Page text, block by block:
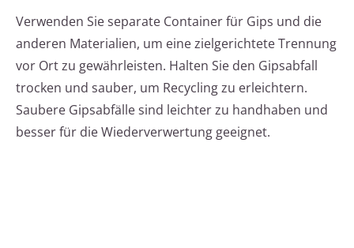
Verwenden Sie separate Container für Gips und die
anderen Materialien, um eine zielgerichtete Trennung
vor Ort zu gewährleisten. Halten Sie den Gipsabfall
trocken und sauber, um Recycling zu erleichtern.
Saubere Gipsabfälle sind leichter zu handhaben und
besser für die Wiederverwertung geeignet.